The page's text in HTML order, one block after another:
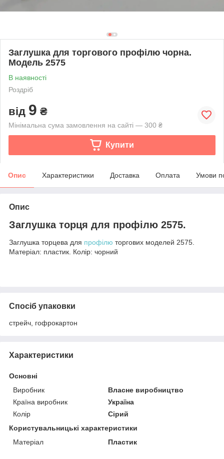
Заглушка для торгового профілю чорна.
Модель 2575
В наявності
Роздріб
від 9 ₴
Мінімальна сума замовлення на сайті — 300 ₴
Купити
Опис Характеристики Доставка Оплата Умови
Опис
Заглушка торця для профілю 2575.
Заглушка торцева для профілю торгових моделей 2575.
Матеріал: пластик. Колір: чорний
Спосіб упаковки
стрейч, гофрокартон
Характеристики
Основні
Виробник
Власне виробництво
Країна виробник
Україна
Колір
Сірий
Користувальницькі характеристики
Матеріал
Пластик